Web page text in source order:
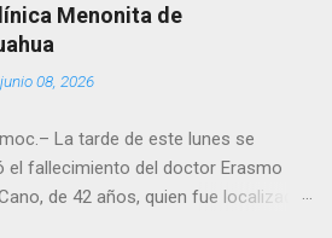
Menonita de
junio 08, 2026
La tarde de este lunes se
el fallecimiento del doctor Erasmo
de 42 años, quien fue localizado